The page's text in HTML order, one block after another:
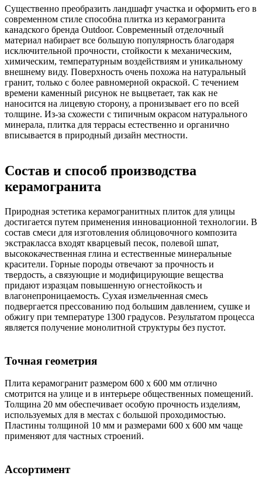
Существенно преобразить ландшафт участка и оформить его в
современном стиле способна плитка из керамогранита
канадского бренда Outdoor. Современный отделочный
материал набирает все большую популярность благодаря
исключительной прочности, стойкости к механическим,
химическим, температурным воздействиям и уникальному
внешнему виду. Поверхность очень похожа на натуральный
гранит, только с более равномерной окраской. С течением
времени каменный рисунок не выцветает, так как не
наносится на лицевую сторону, а пронизывает его по всей
толщине. Из-за схожести с типичным окрасом натурального
минерала, плитка для террасы естественно и органично
вписывается в природный дизайн местности.
Состав и способ производства
керамогранита
Природная эстетика керамогранитных плиток для улицы
достигается путем применения инновационной технологии. В
состав смеси для изготовления облицовочного композита
экстракласса входят кварцевый песок, полевой шпат,
высококачественная глина и естественные минеральные
красители. Горные породы отвечают за прочность и
твердость, а связующие и модифицирующие вещества
придают изразцам повышенную огнестойкость и
влагонепроницаемость. Сухая измельченная смесь
подвергается прессованию под большим давлением, сушке и
обжигу при температуре 1300 градусов. Результатом процесса
является получение монолитной структуры без пустот.
Точная геометрия
Плита керамогранит размером 600 х 600 мм отлично
смотрится на улице и в интерьере общественных помещений.
Толщина 20 мм обеспечивает особую прочность изделиям,
используемых для в местах с большой проходимостью.
Пластины толщиной 10 мм и размерами 600 х 600 мм чаще
применяют для частных строений.
Ассортимент